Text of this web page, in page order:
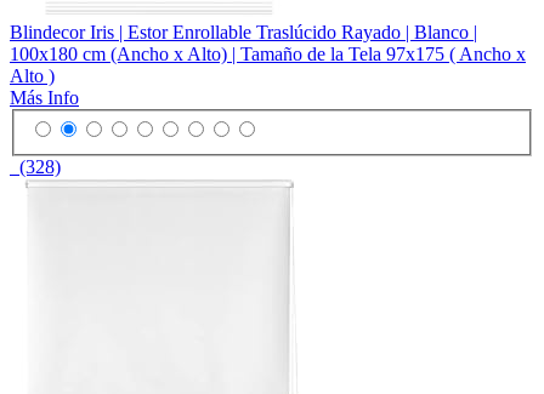
Blindecor Iris | Estor Enrollable Traslúcido Rayado | Blanco |
100x180 cm (Ancho x Alto) | Tamaño de la Tela 97x175 ( Ancho x
Alto )
Más Info
(328)